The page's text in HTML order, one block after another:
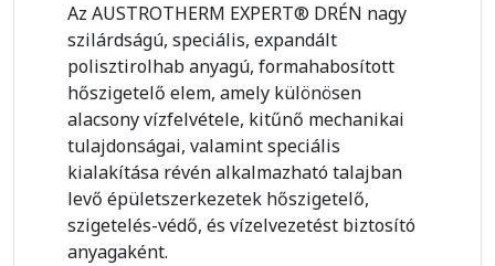
Az AUSTROTHERM EXPERT® DRÉN nagy
szilárdságú, speciális, expandált
polisztirolhab anyagú, formahabosított
hőszigetelő elem, amely különösen
alacsony vízfelvétele, kitűnő mechanikai
tulajdonságai, valamint speciális
kialakítása révén alkalmazható talajban
levő épületszerkezetek hőszigetelő,
szigetelés-védő, és vízelvezetést biztosító
anyagaként.